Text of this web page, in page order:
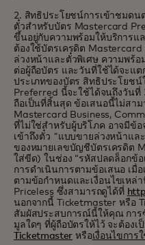
2. สิทธิประโยชน์การเข้าชมดน
ตั๋วสำหรับบัตร Mastercard
ขึ้นอยู่กับความพร้อมให้บริการ
ต้องใช้บัตรเครดิต
ล่วงหน้าและตั๋วพิเศษ ความพร้
ต่อผู้ถือบัตร และวันที่ใช้ได้จะแ
ประเภทของบัตร สิทธิประโยชน์
Preferred นี้จะใช้ได้จนถึงวันที่
ถือเป็นที่สิ้นสุด ข้อเสนอนี้ไม่สาม
Mastercard Business,
ที่ไม่ใช่สำหรับผู้บริโภค อาจมีข้อ
เข้าถึงตั๋ว "แบบขายล่วงหน้าแล
ของหมายเลขบัญชีบัตรเครดิต
ใส่ขีด) ในช่อง “รหัสปลดล็อกข้
การดำเนินการตามข้อเสนอ เมื่
ตามข้อกำหนดและเงื่อนไขเหล่
Priceless ซึ่งสามารถดูได้ที่
นอกจากนี้ Ticketmaster หรือ
สัมผัสประสบการณ์นี้ให้คุณ การ
มูลใดๆ ที่ผู้ถือบัตรให้ไว้ จะต้องเ
Ticketmaster หรือเงื่อนไขการ